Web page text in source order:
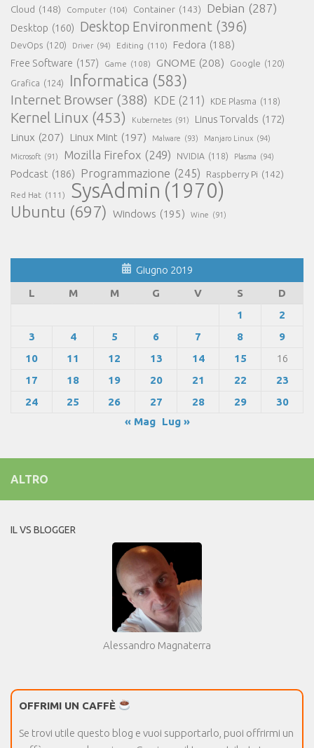
Cloud (148) Computer (104) Container (143) Debian (287)
Desktop (160) Desktop Environment (396)
DevOps (120) Driver (94) Editing (110) Fedora (188)
Free Software (157) Game (108) GNOME (208) Google (120)
Grafica (124) Informatica (583)
Internet Browser (388) KDE (211) KDE Plasma (118)
Kernel Linux (453) Kubernetes (91) Linus Torvalds (172)
Linux (207) Linux Mint (197) Malware (93) Manjaro Linux (94)
Microsoft (91) Mozilla Firefox (249) NVIDIA (118) Plasma (94)
Podcast (186) Programmazione (245) Raspberry Pi (142)
Red Hat (111) SysAdmin (1970)
Ubuntu (697) Windows (195) Wine (91)
Giugno 2019
L
M M G V S
D
1
2
3
4 5 6 7 8
9
10
11 12 13 14 15
16
17
18 19 20 21 22
23
24
25 26 27 28 29
30
« Mag
Lug »
ALTRO
IL VS BLOGGER
Alessandro Magnaterra
OFFRIMI UN CAFFÈ
Se trovi utile questo blog e vuoi supportarlo, puoi offrirmi un